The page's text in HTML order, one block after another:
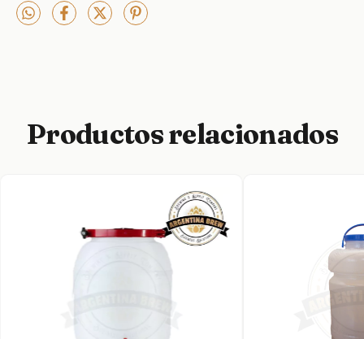
Productos relacionados